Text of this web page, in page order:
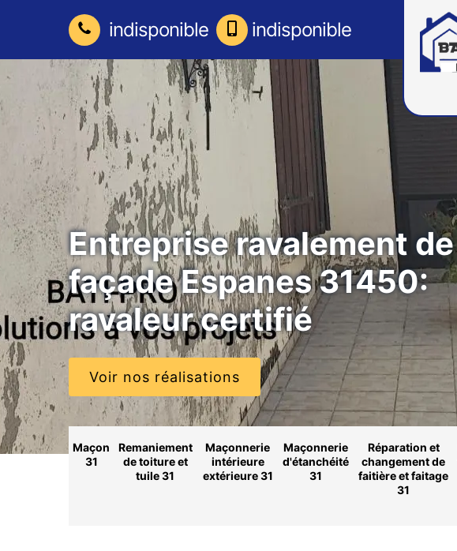
indisponible indisponible
Entreprise ravalement de
façade Espanes 31450:
ravaleur certifié
Voir nos réalisations
Maçon
31
Remaniement
de toiture et
tuile 31
Maçonnerie
intérieure
extérieure 31
Maçonnerie
d'étanchéité
31
Réparation et
changement de
faitière et faitage
31